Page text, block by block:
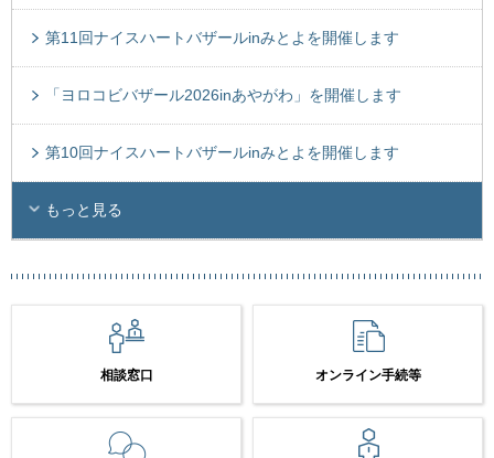
第11回ナイスハートバザールinみとよを開催します
「ヨロコビバザール2026inあやがわ」を開催します
第10回ナイスハートバザールinみとよを開催します
もっと見る
相談窓口 オンライン手続等